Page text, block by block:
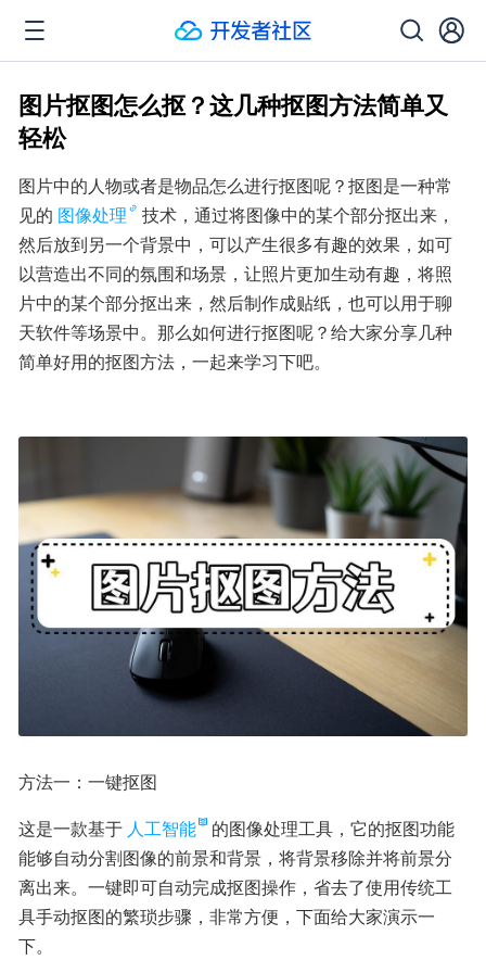
图片抠图怎么抠？这几种抠图方法简单又
轻松
图片中的人物或者是物品怎么进行抠图呢？抠图是一种常
见的 图像处理
技术，通过将图像中的某个部分抠出来，
然后放到另一个背景中，可以产生很多有趣的效果，如可
以营造出不同的氛围和场景，让照片更加生动有趣，将照
片中的某个部分抠出来，然后制作成贴纸，也可以用于聊
天软件等场景中。那么如何进行抠图呢？给大家分享几种
简单好用的抠图方法，一起来学习下吧。
方法一：一键抠图
这是一款基于 人工智能
的图像处理工具，它的抠图功能
能够自动分割图像的前景和背景，将背景移除并将前景分
离出来。一键即可自动完成抠图操作，省去了使用传统工
具手动抠图的繁琐步骤，非常方便，下面给大家演示一
下。